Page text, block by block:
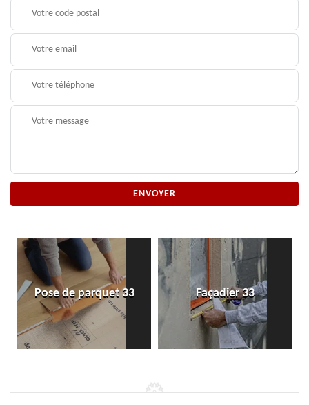
Pose de parquet 33 Façadier 33